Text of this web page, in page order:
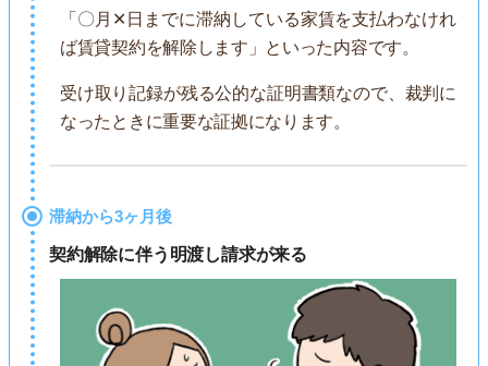
「〇月✕日までに滞納している家賃を支払わなけれ
ば賃貸契約を解除します」といった内容です。
受け取り記録が残る公的な証明書類なので、裁判に
なったときに重要な証拠になります。
滞納から3ヶ月後
契約解除に伴う明渡し請求が来る